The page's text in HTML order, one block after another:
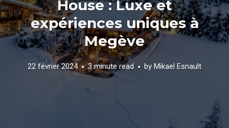
House : Luxe et
expériences uniques à
Megève
22 février 2024 3 minute read by Mikael Esnault